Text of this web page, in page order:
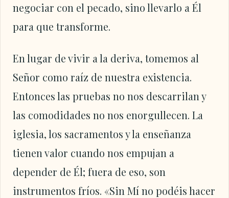
negociar con el pecado, sino llevarlo a Él
para que transforme.
En lugar de vivir a la deriva, tomemos al
Señor como raíz de nuestra existencia.
Entonces las pruebas no nos descarrilan y
las comodidades no nos enorgullecen. La
iglesia, los sacramentos y la enseñanza
tienen valor cuando nos empujan a
depender de Él; fuera de eso, son
instrumentos fríos. «Sin Mí no podéis hacer